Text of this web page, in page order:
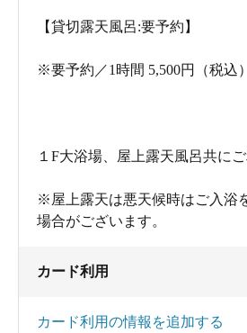
【貸切露天風呂:要予約】
※要予約／1時間 5,500円（税込）
１F大浴場、屋上露天風呂共にご
※屋上露天は悪天候時はご入浴
場合がございます。
カード利用
カード利用の情報を追加する